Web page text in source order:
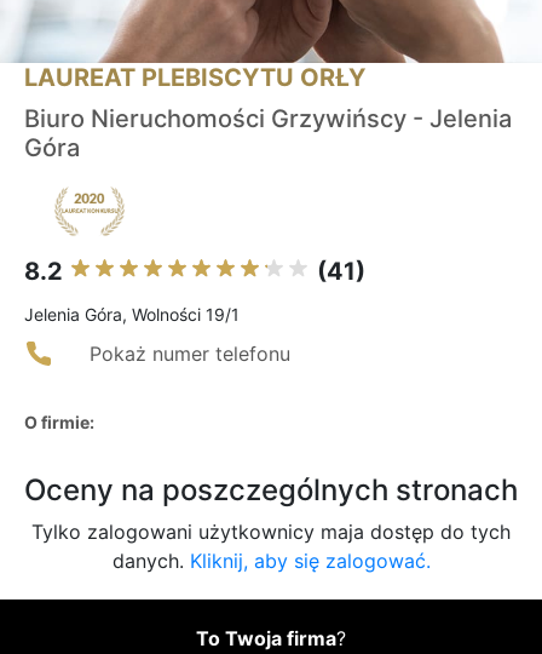
LAUREAT PLEBISCYTU ORŁY
Biuro Nieruchomości Grzywińscy - Jelenia
Góra
8.2 (41)
Jelenia Góra, Wolności 19/1
Pokaż numer telefonu
O firmie:
Oceny na poszczególnych stronach
Tylko zalogowani użytkownicy maja dostęp do tych
danych. Kliknij, aby się zalogować.
To Twoja firma?